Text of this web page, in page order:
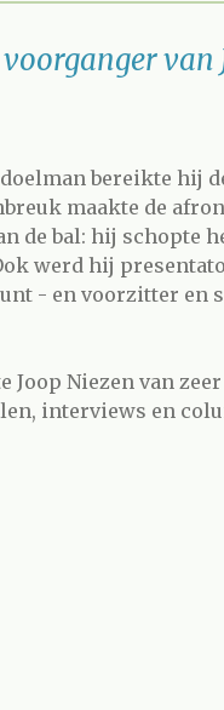
van
bereikte hij
maakte de
de bal: hij schopte
werd hij
- en voorzitter en
Niezen van
interviews en